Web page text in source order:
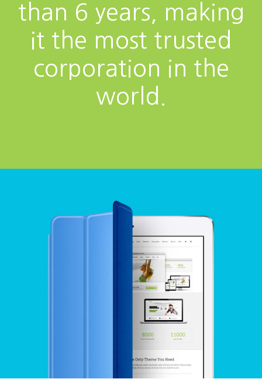
than 6 years, making
it the most trusted
corporation in the
world.